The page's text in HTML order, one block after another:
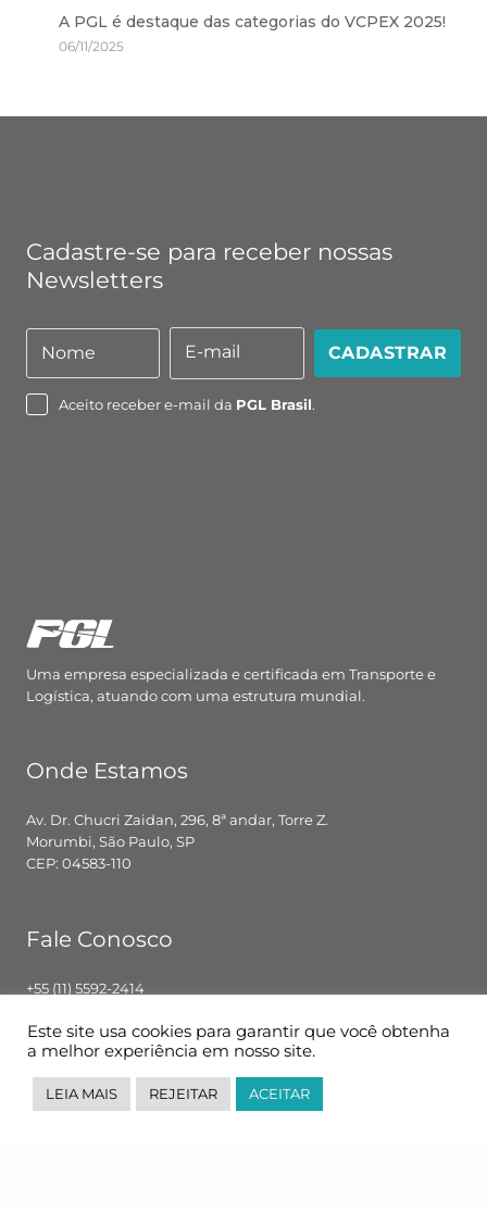
A PGL é destaque das categorias do VCPEX 2025!
06/11/2025
Cadastre-se para receber nossas
Newsletters
Nome
Nome
mail
E-mail CADASTRAR
Aceito receber e-mail da PGL Brasil.
Uma empresa especializada e certificada em Transporte e
Logística, atuando com uma estrutura mundial.
Onde Estamos
Av. Dr. Chucri Zaidan, 296, 8ª andar, Torre Z.
Morumbi, São Paulo, SP
CEP: 04583-110
Fale Conosco
+55 (11) 5592-2414
Segunda – Sexta: 8h00 – 18h00
Siga-nos
Este site usa cookies para garantir que você obtenha
a melhor experiência em nosso site.
LEIA MAIS REJEITAR ACEITAR